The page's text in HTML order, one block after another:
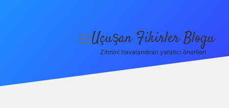
menüyü
Uçuşan Fikirler Blogu
Zihnini havalandıran yaratıcı öneriler!